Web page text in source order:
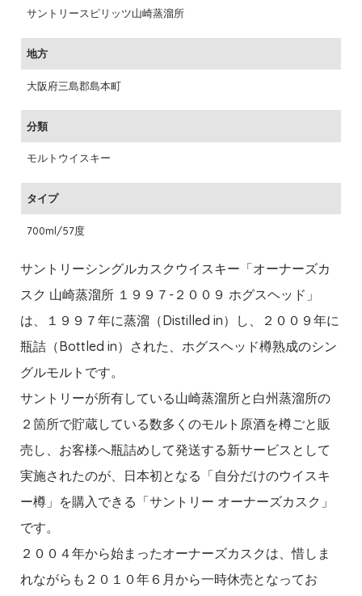
サントリースピリッツ山崎蒸溜所
地方
大阪府三島郡島本町
分類
モルトウイスキー
タイプ
700ml/57度
サントリーシングルカスクウイスキー「オーナーズカ
スク 山崎蒸溜所 １９９７-２００９ ホグスヘッド」
は、１９９７年に蒸溜（Distilled in）し、２００９年に
瓶詰（Bottled in）された、ホグスヘッド樽熟成のシン
グルモルトです。
サントリーが所有している山崎蒸溜所と白州蒸溜所の
２箇所で貯蔵している数多くのモルト原酒を樽ごと販
売し、お客様へ瓶詰めして発送する新サービスとして
実施されたのが、日本初となる「自分だけのウイスキ
ー樽」を購入できる「サントリー オーナーズカスク」
です。
２００４年から始まったオーナーズカスクは、惜しま
れながらも２０１０年６月から一時休売となってお